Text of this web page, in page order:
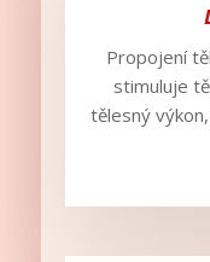
Propojení
stimuluje
tělesný